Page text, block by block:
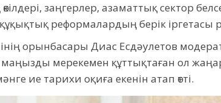
заңгерлер, азаматтық сектор
реформалардың берік іргетасы
орынбасары Диас Есдәулетов
маңызды мерекемен құттықтаған ол
ие тарихи оқиға екенін атап өтті.